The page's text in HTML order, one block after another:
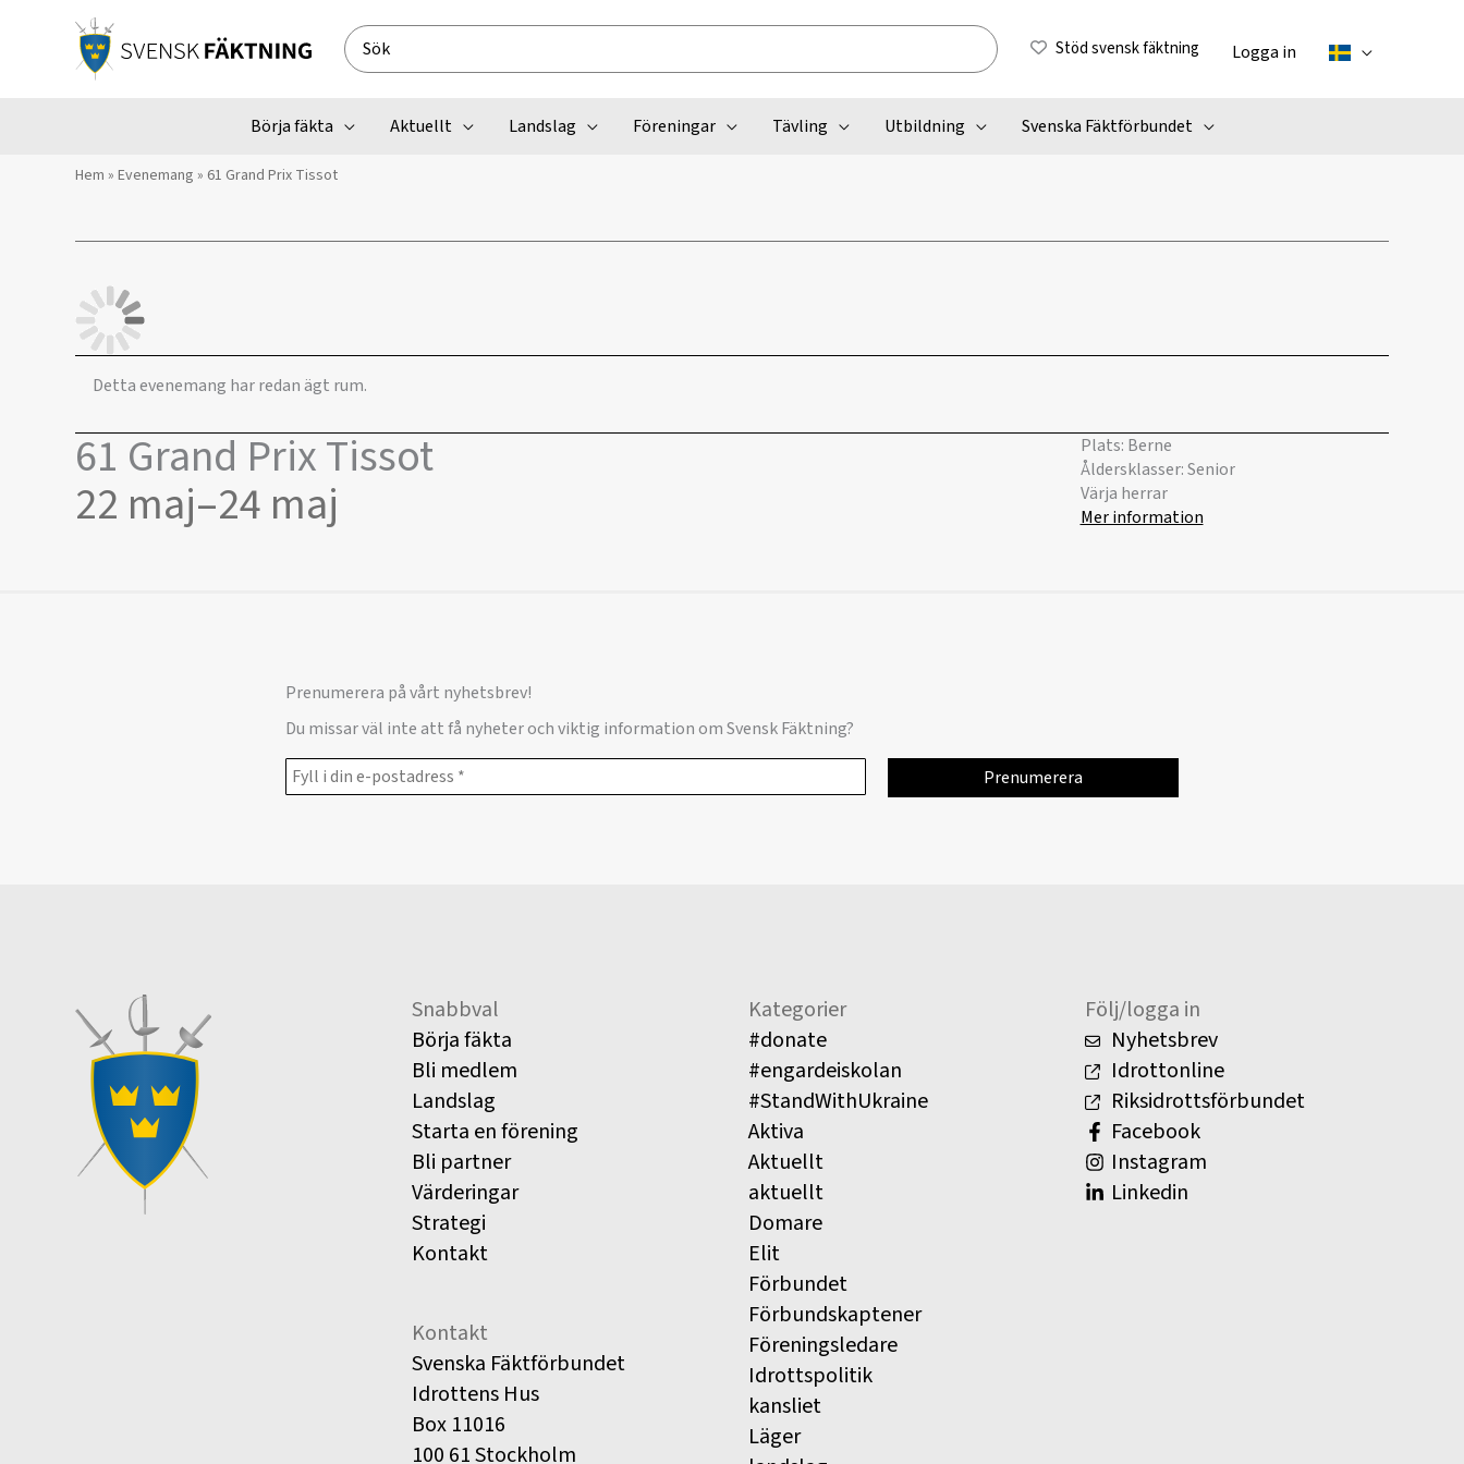
Search
for:
Stöd svensk fäktning Logga in
Börja fäkta Aktuellt Landslag Föreningar Tävling Utbildning Svenska Fäktförbundet
Hem » Evenemang » 61 Grand Prix Tissot
Detta evenemang har redan ägt rum.
61 Grand Prix Tissot
22 maj–24 maj
Plats: Berne
Åldersklasser: Senior
Värja herrar
Mer information
Prenumerera på vårt nyhetsbrev!
Du missar väl inte att få nyheter och viktig information om Svensk Fäktning?
Snabbval
Börja fäkta
Bli medlem
Landslag
Starta en förening
Bli partner
Värderingar
Strategi
Kontakt
Kontakt
Svenska Fäktförbundet
Idrottens Hus
Box 11016
100 61 Stockholm
Kategorier
#donate
#engardeiskolan
#StandWithUkraine
Aktiva
Aktuellt
aktuellt
Domare
Elit
Förbundet
Förbundskaptener
Föreningsledare
Idrottspolitik
kansliet
Läger
Följ/logga in
Nyhetsbrev
Idrottonline
Riksidrottsförbundet
Facebook
Instagram
Linkedin